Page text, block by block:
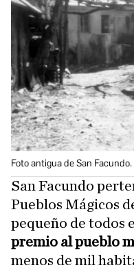
Foto antigua de San Facundo.
San Facundo
Pueblos Mágicos
pequeño de todos
premio al pueblo
menos de mil